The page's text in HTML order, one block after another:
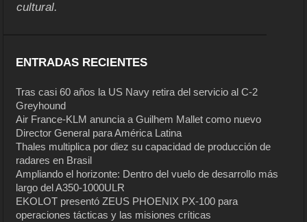
cultural.
ENTRADAS RECIENTES
Tras casi 60 años la US Navy retira del servicio al C-2
Greyhound
Air France-KLM anuncia a Guilhem Mallet como nuevo
Director General para América Latina
Thales multiplica por diez su capacidad de producción de
radares en Brasil
Ampliando el horizonte: Dentro del vuelo de desarrollo más
largo del A350-1000ULR
EKOLOT presentó ZEUS PHOENIX PX-100 para
operaciones tácticas y las misiones críticas